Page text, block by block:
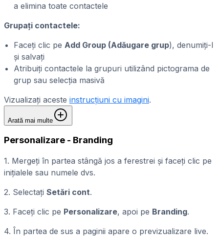
a elimina toate contactele
Grupați contactele:
Faceți clic pe Add Group (Adăugare grup), denumiți-l
și salvați
Atribuiți contactele la grupuri utilizând pictograma de
grup sau selecția masivă
Vizualizați aceste instrucțiuni cu imagini.
Arată mai multe
Personalizare - Branding
1. Mergeți în partea stângă jos a ferestrei și faceți clic pe
inițialele sau numele dvs.
2. Selectați Setări cont.
3. Faceți clic pe Personalizare, apoi pe Branding.
4. În partea de sus a paginii apare o previzualizare live.